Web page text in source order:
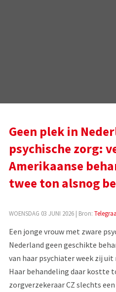
Geen plek in
psychische zorg:
Amerikaanse
twee ton alsnog
WOENSDAG 03 JUNI 2026| Bron:
Een jonge vrouw met zware
Nederland geen geschikte
van haar psychiater week zij uit
Haar behandeling daar kostte
zorgverzekeraar CZ slechts